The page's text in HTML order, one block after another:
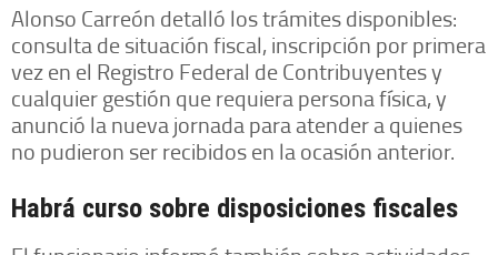
Alonso Carreón detalló los trámites disponibles:
consulta de situación fiscal, inscripción por primera
vez en el Registro Federal de Contribuyentes y
cualquier gestión que requiera persona física, y
anunció la nueva jornada para atender a quienes
no pudieron ser recibidos en la ocasión anterior.
Habrá curso sobre disposiciones fiscales